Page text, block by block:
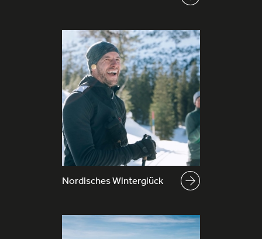
Nordisches Winterglück
Datenschutzerklärung